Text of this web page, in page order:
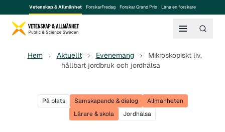
Vetenskap & Allmänhet ForskarFredag Forskar Grand Prix Låna en forskare
Hem Aktuellt Evenemang
Mikroskopiskt liv,
hållbart jordbruk och jordhälsa
På plats Samskapande & dialog
Allmänheten
Lärare & skola
Jordhälsa